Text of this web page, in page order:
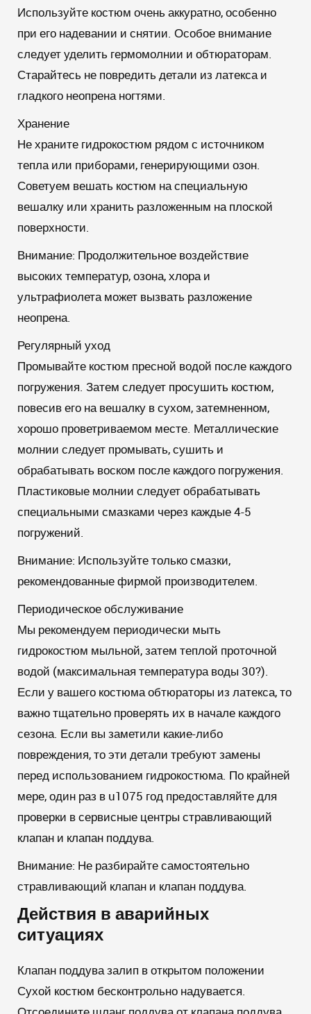
Используйте костюм очень аккуратно, особенно
при его надевании и снятии. Особое внимание
следует уделить гермомолнии и обтюраторам.
Старайтесь не повредить детали из латекса и
гладкого неопрена ногтями.
Хранение
Не храните гидрокостюм рядом с источником
тепла или приборами, генерирующими озон.
Советуем вешать костюм на специальную
вешалку или хранить разложенным на плоской
поверхности.
Внимание: Продолжительное воздействие
высоких температур, озона, хлора и
ультрафиолета может вызвать разложение
неопрена.
Регулярный уход
Промывайте костюм пресной водой после каждого
погружения. Затем следует просушить костюм,
повесив его на вешалку в сухом, затемненном,
хорошо проветриваемом месте. Металлические
молнии следует промывать, сушить и
обрабатывать воском после каждого погружения.
Пластиковые молнии следует обрабатывать
специальными смазками через каждые 4-5
погружений.
Внимание: Используйте только смазки,
рекомендованные фирмой производителем.
Периодическое обслуживание
Мы рекомендуем периодически мыть
гидрокостюм мыльной, затем теплой проточной
водой (максимальная температура воды 30?).
Если у вашего костюма обтюраторы из латекса, то
важно тщательно проверять их в начале каждого
сезона. Если вы заметили какие-либо
повреждения, то эти детали требуют замены
перед использованием гидрокостюма. По крайней
мере, один раз в u1075 год предоставляйте для
проверки в сервисные центры стравливающий
клапан и клапан поддува.
Внимание: Не разбирайте самостоятельно
стравливающий клапан и клапан поддува.
Действия в аварийных
ситуациях
Клапан поддува залип в открытом положении
Сухой костюм бесконтрольно надувается.